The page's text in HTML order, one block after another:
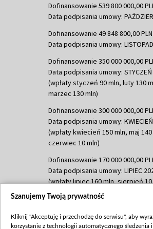
Dofinansowanie 539 800 000,00
Data podpisania umowy:
Dofinansowanie 49 848 800,00 PLN
Data podpisania umowy:
Dofinansowanie 350 000 000,00
Data podpisania umowy: STYCZEŃ
(wpłaty styczeń 90 mln, luty 130
marzec 130 mln)
Dofinansowanie 300 000 000,00
Data podpisania umowy:
(wpłaty kwiecień 150 mln, maj
czerwiec 10 mln)
Dofinansowanie 170 000 000,00
Data podpisania umowy: LIPIEC
(wpłaty lipiec 160 mln, sierpień
Dofinansowanie 60 000 000,00 PLN
(wpłata wrzesień 60 mln)
Szanujemy Twoją prywatność
Kliknij "Akceptuję i przechodzę do serwisu", aby
korzystanie z technologii automatycznego śledzenia